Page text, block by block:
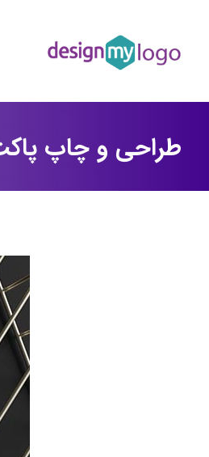
طراحی و چاپ